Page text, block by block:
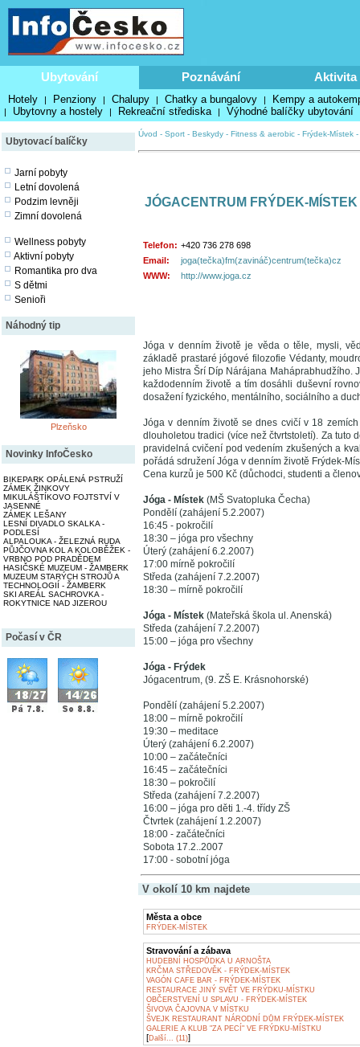
Ubytování Poznávání Aktivita
Hotely | Penziony | Chalupy | Chatky a bungalovy | Kempy a
| Ubytovny a hostely | Rekreační střediska | Výhodné balíčky ubytování
Ubytovací balíčky
Jarní pobyty
Letní dovolená
Podzim levněji
Zimní dovolená
Wellness pobyty
Aktivní pobyty
Romantika pro dva
S dětmi
Senioři
Náhodný tip
Plzeňsko
Novinky InfoČesko
BIKEPARK OPÁLENÁ PSTRUŽÍ
ZÁMEK ŽINKOVY
MIKULÁŠTÍKOVO FOJTSTVÍ V
JASENNÉ
ZÁMEK LEŠANY
LESNÍ DIVADLO SKALKA -
PODLESÍ
ALPALOUKA - ŽELEZNÁ RUDA
PŮJČOVNA KOL A KOLOBĚŽEK -
VRBNO POD PRADĚDEM
HASIČSKÉ MUZEUM - ŽAMBERK
MUZEUM STARÝCH STROJŮ A
TECHNOLOGIÍ - ŽAMBERK
SKI AREÁL SACHROVKA -
ROKYTNICE NAD JIZEROU
Počasí v ČR
Úvod - Sport - Beskydy - Fitness & aerobic - Frýdek-Místek -
JÓGACENTRUM FRÝDEK-MÍSTEK
Telefon: +420 736 278 698
Email:
joga(tečka)fm(zavináč)centrum(tečka)cz
WWW:
http://www.joga.cz
Jóga v denním životě je věda o těle, mysli,
základě prastaré jógové filozofie Védanty,
jeho Mistra Šrí Díp Nárájana Maháprabhudžího.
každodenním životě a tím dosáhli duševní
dosažení fyzického, mentálního, sociálního a
Jóga v denním životě se dnes cvičí v 18
dlouholetou tradici (více než čtvrtstoletí). Za tuto
pravidelná cvičení pod vedením zkušených a
pořádá sdružení Jóga v denním životě Frýdek-
Cena kurzů je 500 Kč (důchodci, studenti a
Jóga - Místek (MŠ Svatopluka Čecha)
Pondělí (zahájení 5.2.2007)
16:45 - pokročilí
18:30 – jóga pro všechny
Úterý (zahájení 6.2.2007)
17:00 mírně pokročilí
Středa (zahájení 7.2.2007)
18:30 – mírně pokročilí
Jóga - Místek (Mateřská škola ul. Anenská)
Středa (zahájení 7.2.2007)
15:00 – jóga pro všechny
Jóga - Frýdek
Jógacentrum, (9. ZŠ E. Krásnohorské)
Pondělí (zahájení 5.2.2007)
18:00 – mírně pokročilí
19:30 – meditace
Úterý (zahájení 6.2.2007)
10:00 – začátečníci
16:45 – začátečníci
18:30 – pokročilí
Středa (zahájení 7.2.2007)
16:00 – jóga pro děti 1.-4. třídy ZŠ
Čtvrtek (zahájení 1.2.2007)
18:00 - začátečníci
Sobota 17.2..2007
17:00 - sobotní jóga
V okolí 10 km najdete
Města a obce
FRÝDEK-MÍSTEK
Stravování a zábava
HUDEBNÍ HOSPŮDKA U ARNOŠTA
KRČMA STŘEDOVĚK - FRÝDEK-MÍSTEK
VAGÓN CAFE BAR - FRÝDEK-MÍSTEK
RESTAURACE JINÝ SVĚT VE FRÝDKU-MÍSTKU
OBČERSTVENÍ U SPLAVU - FRÝDEK-MÍSTEK
ŠIVOVA ČAJOVNA V MÍSTKU
ŠVEJK RESTAURANT NÁRODNÍ DŮM FRÝDEK-MÍSTEK
GALERIE A KLUB "ZA PECÍ" VE FRÝDKU-MÍSTKU
[Další... (11)]